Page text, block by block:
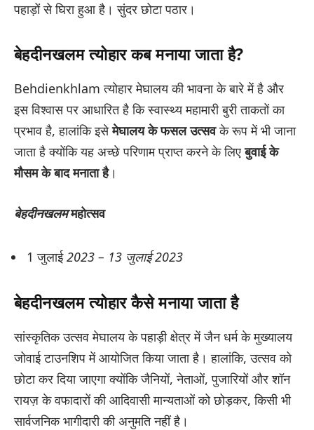
पहाड़ों से घिरा हुआ है। सुंदर छोटा पठार।
बेहदीनखलम त्योहार कब मनाया जाता है?
Behdienkhlam त्योहार मेघालय की भावना के बारे में है और
इस विश्वास पर आधारित है कि स्वास्थ्य महामारी बुरी ताकतों का
प्रभाव है, हालांकि इसेमेघालय के फसल उत्सवके रूप में भी जाना
जाता है क्योंकि यह अच्छे परिणाम प्राप्त करने के लिएबुवाई के
मौसम के बाद मनाता है।
बेहदीनखलममहोत्सव
1 जुलाई2023 – 13 जुलाई 2023
बेहदीनखलम त्योहार कैसे मनाया जाता है
सांस्कृतिक उत्सव मेघालय के पहाड़ी क्षेत्र में जैन धर्म के मुख्यालय
जोवाई टाउनशिप में आयोजित किया जाता है। हालांकि, उत्सव को
छोटा कर दिया जाएगा क्योंकि जैनियों, नेताओं, पुजारियों और शॉन
रायज़ के वफादारों की आदिवासी मान्यताओं को छोड़कर, किसी भी
सार्वजनिक भागीदारी की अनुमति नहीं है।